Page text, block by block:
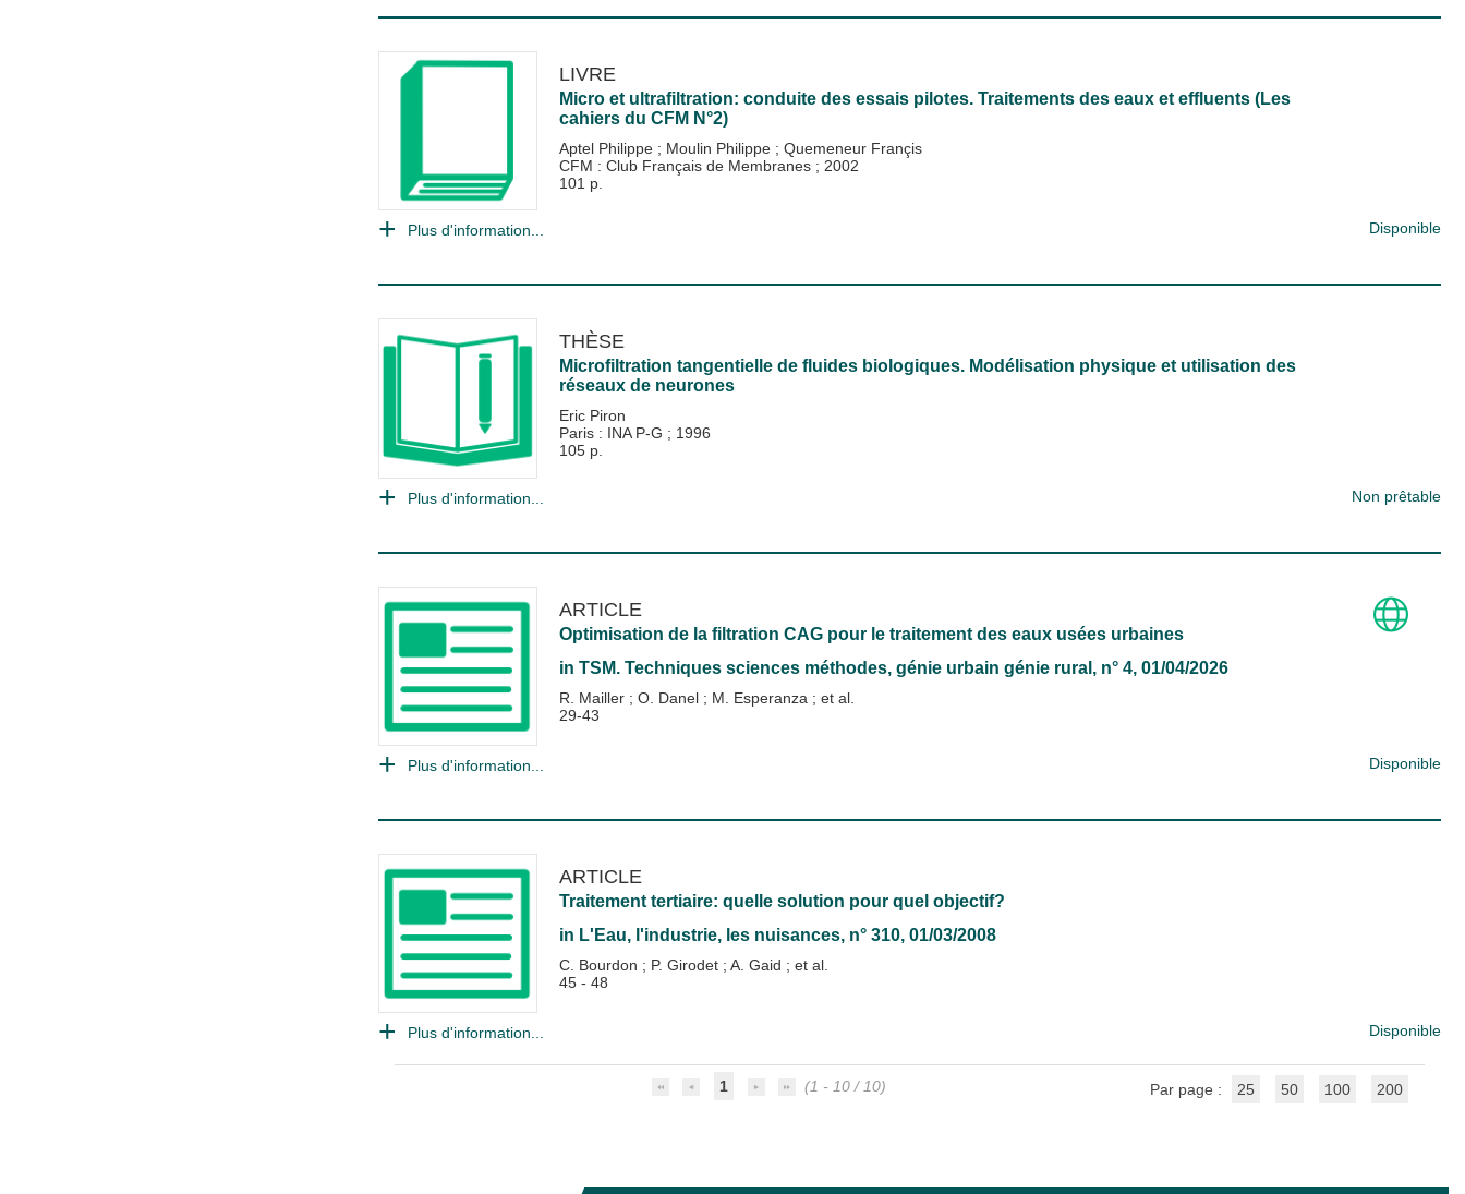
LIVRE
Micro et ultrafiltration: conduite des essais pilotes. Traitements des eaux et effluents (Les
cahiers du CFM N°2)
Aptel Philippe ; Moulin Philippe ; Quemeneur Françis
CFM : Club Français de Membranes ; 2002
101 p.
Plus d'information... Disponible
THÈSE
Microfiltration tangentielle de fluides biologiques. Modélisation physique et utilisation des
réseaux de neurones
Eric Piron
Paris : INA P-G ; 1996
105 p.
Plus d'information... Non prêtable
ARTICLE
Optimisation de la filtration CAG pour le traitement des eaux usées urbaines
in TSM. Techniques sciences méthodes, génie urbain génie rural , n° 4, 01/04/2026
R. Mailler ; O. Danel ; M. Esperanza ; et al.
29-43
Plus d'information... Disponible
ARTICLE
Traitement tertiaire: quelle solution pour quel objectif?
in L'Eau, l'industrie, les nuisances, n° 310, 01/03/2008
C. Bourdon ; P. Girodet ; A. Gaid ; et al.
45 - 48
Plus d'information... Disponible
1 (1 - 10 / 10) Par page : 25 50 100 200